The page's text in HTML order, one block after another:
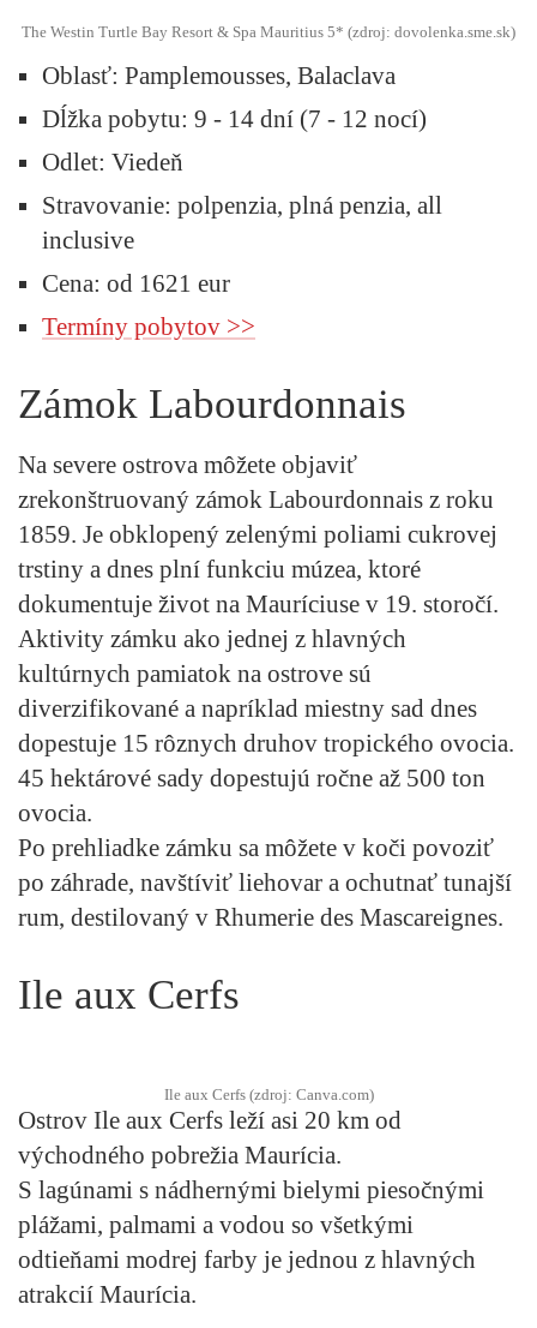
The Westin Turtle Bay Resort & Spa Mauritius 5* (zdroj: dovolenka.sme.sk)
Oblasť: Pamplemousses, Balaclava
Dĺžka pobytu: 9 - 14 dní (7 - 12 nocí)
Odlet: Viedeň
Stravovanie: polpenzia, plná penzia, all
inclusive
Cena: od 1621 eur
Termíny pobytov >>
Zámok Labourdonnais
Na severe ostrova môžete objaviť
zrekonštruovaný zámok Labourdonnais z roku
1859. Je obklopený zelenými poliami cukrovej
trstiny a dnes plní funkciu múzea, ktoré
dokumentuje život na Mauríciuse v 19. storočí.
Aktivity zámku ako jednej z hlavných
kultúrnych pamiatok na ostrove sú
diverzifikované a napríklad miestny sad dnes
dopestuje 15 rôznych druhov tropického ovocia.
45 hektárové sady dopestujú ročne až 500 ton
ovocia.
Po prehliadke zámku sa môžete v koči povoziť
po záhrade, navštíviť liehovar a ochutnať tunajší
rum, destilovaný v Rhumerie des Mascareignes.
Ile aux Cerfs
Ile aux Cerfs (zdroj: Canva.com)
Ostrov Ile aux Cerfs leží asi 20 km od
východného pobrežia Maurícia.
S lagúnami s nádhernými bielymi piesočnými
plážami, palmami a vodou so všetkými
odtieňami modrej farby je jednou z hlavných
atrakcií Maurícia.